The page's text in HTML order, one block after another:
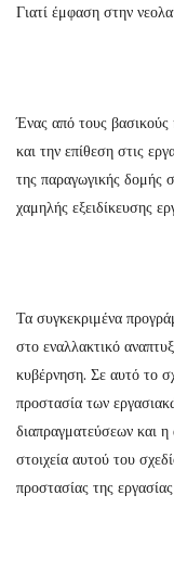
Γιατί έμφαση στην
Ένας από τους βασικούς
και την επίθεση στις
της παραγωγικής δομής
χαμηλής εξειδίκευσης
Τα συγκεκριμένα
στο εναλλακτικό
κυβέρνηση. Σε αυτό το
προστασία των
διαπραγματεύσεων και
στοιχεία αυτού του
προστασίας της